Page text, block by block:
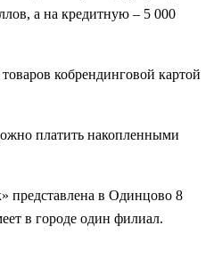
а на кредитную – 5 000
кобрендинговой картой
платить накопленными
представлена в Одинцово 8
в городе один филиал.